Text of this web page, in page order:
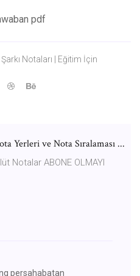
pdf
Notaları | Eğitim İçin
Yerleri ve Nota Sıralaması ...
Notalar ABONE OLMAYI
persahabatan